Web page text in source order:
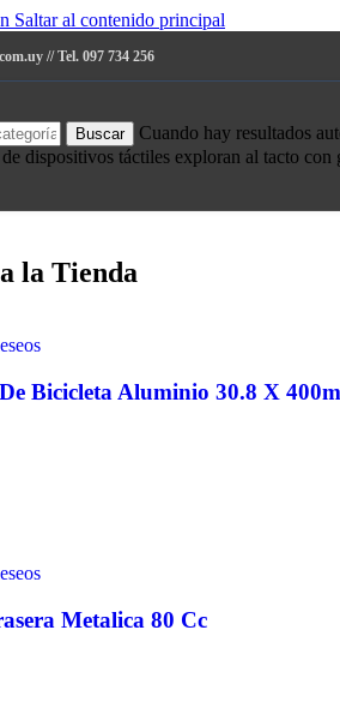
Saltar al contenido principal
// Tel. 097 734 256
Buscar
Cuando hay resultados
dispositivos táctiles exploran al tacto con
la Tienda
Bicicleta Aluminio 30.8 X
Metalica 80 Cc